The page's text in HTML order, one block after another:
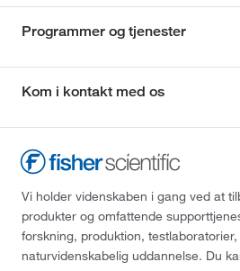
Programmer og tjenester
Kom i kontakt med os
Vi holder videnskaben i gang ved at
produkter og omfattende
forskning, produktion,
naturvidenskabelig uddannelse. Du